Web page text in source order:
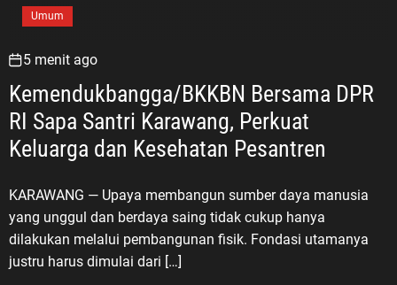
Umum
5 menit ago
Kemendukbangga/BKKBN Bersama DPR
RI Sapa Santri Karawang, Perkuat
Keluarga dan Kesehatan Pesantren
KARAWANG — Upaya membangun sumber daya manusia
yang unggul dan berdaya saing tidak cukup hanya
dilakukan melalui pembangunan fisik. Fondasi utamanya
justru harus dimulai dari […]